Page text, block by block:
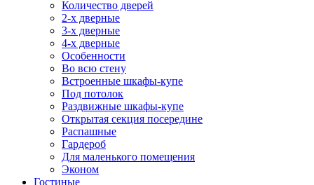
Количество дверей
2-х дверные
3-х дверные
4-х дверные
Особенности
Во всю стену
Встроенные шкафы-купе
Под потолок
Раздвижные шкафы-купе
Открытая секция посередине
Распашные
Гардероб
Для маленького помещения
Эконом
Гостиные